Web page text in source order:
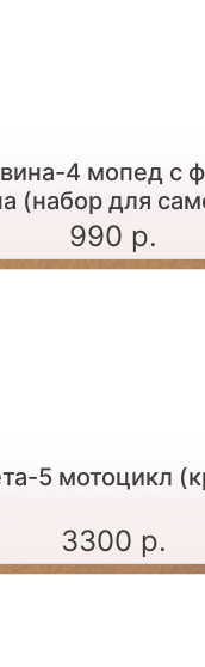
4 мопед с
(набор для
сборки)
990 р.
5 мотоцикл
3300 р.